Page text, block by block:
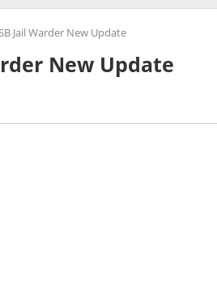
Jail Warder New Update
New Update